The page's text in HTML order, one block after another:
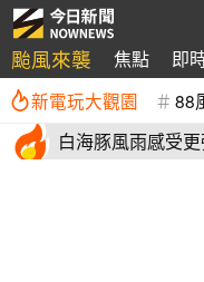
颱風來襲 焦點 即
新電玩大觀園 88
白海豚風雨感受